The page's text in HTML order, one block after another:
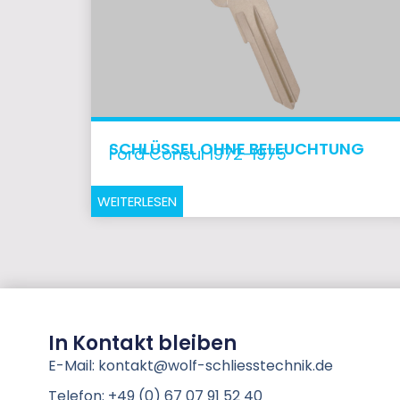
SCHLÜSSEL OHNE BELEUCHTUNG
Ford Consul 1972-1975
WEITERLESEN
In Kontakt bleiben
E-Mail: kontakt@wolf-schliesstechnik.de